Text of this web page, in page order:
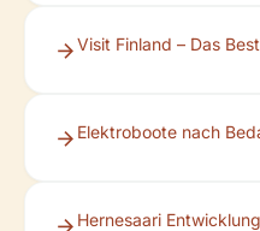
Visit Finland – Das
Elektroboote nach
Hernesaari Entwicklung